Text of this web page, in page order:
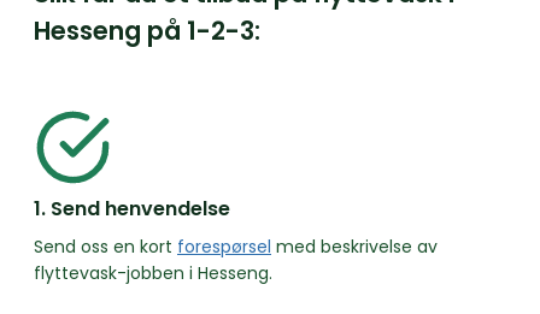
Hesseng på 1-2-3:
1. Send henvendelse
Send oss en kort forespørsel med beskrivelse av
flyttevask-jobben i Hesseng.